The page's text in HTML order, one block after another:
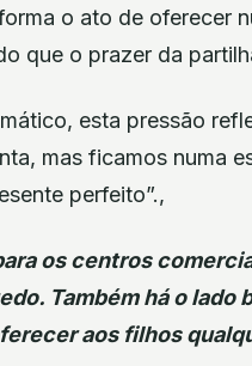
o ato de oferecer
que o prazer da
esta pressão
mas ficamos numa
perfeito”.,
os centros
Também há o
aos filhos